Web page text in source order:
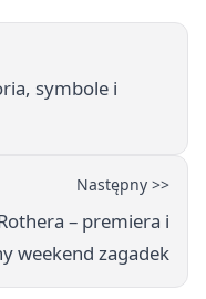
symbole i
Następny >>
– premiera i
weekend zagadek